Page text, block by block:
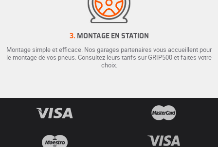
3. MONTAGE EN STATION
Montage simple et efficace. Nos garages partenaires vous accueillent pour
le montage de vos pneus. Consultez leurs tarifs sur GRIP500 et faites votre
choix.